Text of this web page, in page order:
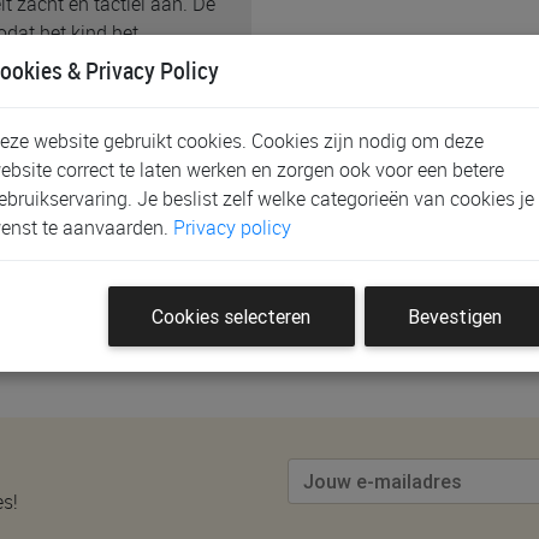
het kind het
voorbereiden op het
te plaatsen.
& Privacy Policy
website gebruikt cookies. Cookies zijn nodig om deze
correct te laten werken en zorgen ook voor een betere
Je beslist zelf welke categorieën van cookies je
te aanvaarden. Privacy policy
Cookies selecteren Bevestigen